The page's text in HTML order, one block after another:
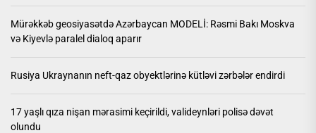
Mürəkkəb geosiyasətdə Azərbaycan MODELİ: Rəsmi Bakı Moskva
və Kiyevlə paralel dialoq aparır
Rusiya Ukraynanın neft-qaz obyektlərinə kütləvi zərbələr endirdi
17 yaşlı qıza nişan mərasimi keçirildi, valideynləri polisə dəvət
olundu